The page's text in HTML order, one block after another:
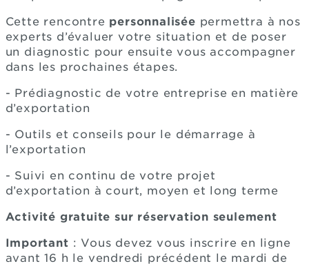
Cette rencontre personnalisée permettra à nos
experts d’évaluer votre situation et de poser
un diagnostic pour ensuite vous accompagner
dans les prochaines étapes.
- Prédiagnostic de votre entreprise en matière
d’exportation
- Outils et conseils pour le démarrage à
l’exportation
- Suivi en continu de votre projet
d’exportation à court, moyen et long terme
Activité gratuite sur réservation seulement
Important : Vous devez vous inscrire en ligne
avant 16 h le vendredi précédent le mardi de